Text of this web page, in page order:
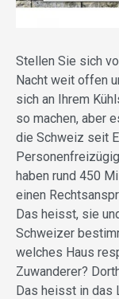
Stellen Sie sich
Nacht weit offen
sich an Ihrem
so machen, aber
die Schweiz seit
haben rund 450
einen
Das heisst, sie
Schweizer
welches Haus
Zuwanderer?
Das heisst in das